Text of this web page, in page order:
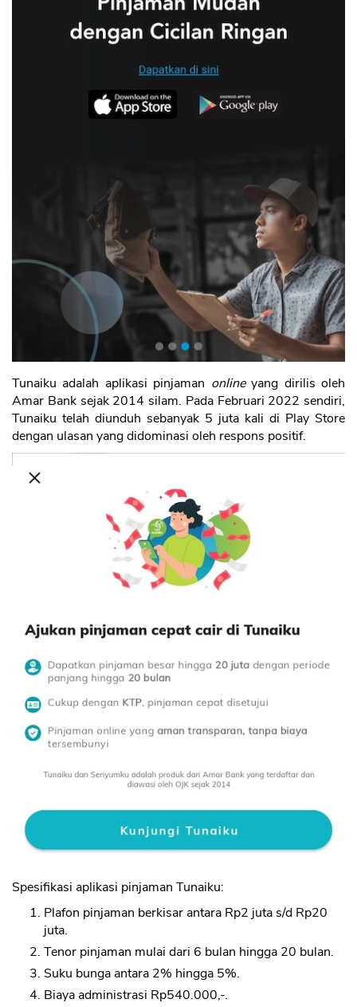
Tunaiku adalah aplikasi pinjaman onlineyang dirilis oleh
Amar Bank sejak 2014 silam. Pada Februari 2022 sendiri,
Tunaiku telah diunduh sebanyak 5 juta kali di Play Store
dengan ulasan yang didominasi oleh respons positif.
Spesifikasi aplikasi pinjaman Tunaiku:
Plafon pinjaman berkisar antara Rp2 juta s/d Rp20
juta.
Tenor pinjaman mulai dari 6 bulan hingga 20 bulan.
Suku bunga antara 2% hingga 5%.
Biaya administrasi Rp540.000,-.